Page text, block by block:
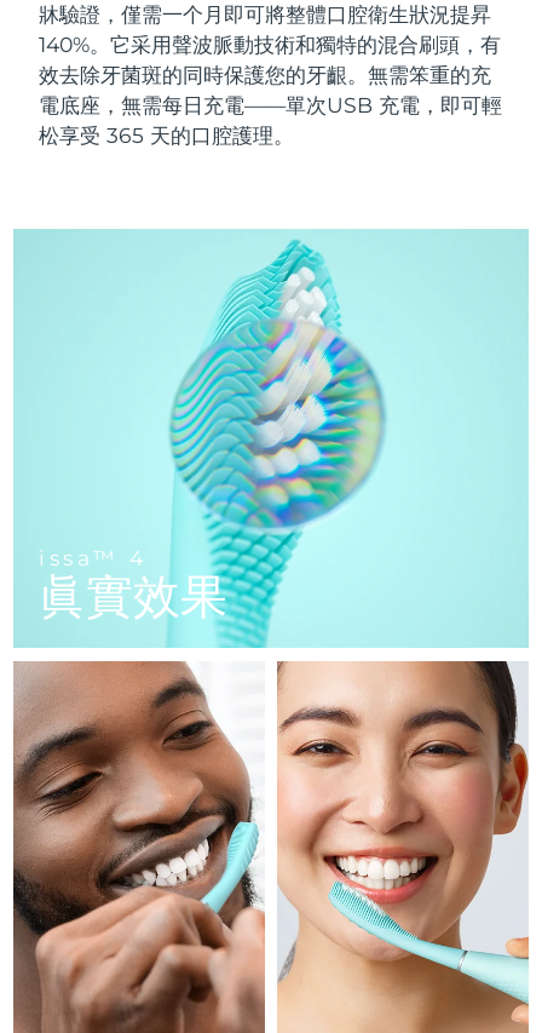
牀驗證，僅需一个月即可將整體口腔衛生狀況提昇
140%。它采用聲波脈動技術和獨特的混合刷頭，有
效去除牙菌斑的同時保護您的牙齦。無需笨重的充
電底座，無需每日充電——單次USB 充電，即可輕
松享受 365 天的口腔護理。
issa™ 4
眞實效果
LUNA™ 4 Plus
Massage, LED heating
LUNA™ 4 mini
For young skin, T-zone
LUNA™ 4 go
For travel or gym bag
LUNA™護膚
Premium cleansers & balm
LUNA™ 設備
All facial cleansing devices
BEAR™ 2 go
Microcurrent toning on-the-go
面部提拉護理
Premium anti-aging skincare
BEAR™ 設備
All premium facelift devices
補水保濕
UFO™ 3 套裝
Deep facial hydration
Near-infrared and red light therapy
UFO™ 3 mini
Red light therapy device for young skin
UFO™ 3 go
Portable red light therapy
面膜
Rejuvenation & hydration
UFO™ 設備
All deep facial hydration devices
口腔護理
issa™ 4
Hybrid silicone sonic toothbrush
Smart hybrid silicone sonic toothbrush
issa™ 4 smile
Hybrid silicone sonic toothbrush
issa™ 4 baby
For ages 0-3
issa™ Teeth Whitening Set
Dual LED + sonic device & 18% PAP gel
ISSA™ 設備
All silicone sonic toothbrushes
FAQ™ 抗老護理
FAQ™ 101
Clinical anti-aging
FAQ™ 102
Advanced clinical anti-aging
FAQ™ 103
Luxurious clinical anti-aging set
FAQ™ P1 Primer
Manuka honey primer
FAQ™護膚品
All FAQ™ skincare
FAQ™產品
All anti-aging treatments
LED 護理
FAQ™ 201
LED mask
FAQ™ 202
LED mask
FAQ™ 211
Anti-aging neck & décolleté LED mask
FAQ™ 221
Anti-aging LED hand mask
FAQ™護膚品
All FAQ™ skincare
FAQ™產品
All LED treatments
FAQ™ 301
LED hair strengthening scalp massager
FAQ™ Scalp Serum
Scalp recovery probiotic serum
FAQ™護膚品
All FAQ™ skincare
FAQ™產品
All hair treatments
肌膚年輕化
NEW
FAQ™ 501
Full-Spectrum Red Light Therapy
FAQ™ 502
Full-Spectrum Red Light Therapy
FAQ™ Red Light Serum
FAQ™ skincare
All FAQ™ skincare
FAQ™ products
All toning treatments
保健品
脫毛
PEACH™ 2 Pro Max
Professional IPL hair removal device
PEACH™ 2
IPL hair removal
身體護理
BEAR™ 2 body
Microcurrent body toning
LUNA™ 4 body
Massaging body brush
痘肌護理
ESPADA™ 2 plus
Recurring acne LED therapy
眼部護理
BEAR™ 2 eyes & lips
Microcurrent line smoothing device
波士尼亞與赫塞哥維納 預計送達日期11/08/2026
汶萊 預計送達日期13/08/2026
保加利亞
預計送達日期
預計送達日期
預計送達日期
預計送達日期
預計送達日期
丹麥
愛沙尼亞 預計送達日期08/08/2026
芬蘭 預計送達日期 08/08/2026
法國 預計送達日期08/08/2026
法屬玻里尼西亞 預計送達日期12/08/2026
德國 預計送達日期08/08/2026
直布羅陀 預計送達日期12/08/2026
希臘 預計送達日期08/08/2026